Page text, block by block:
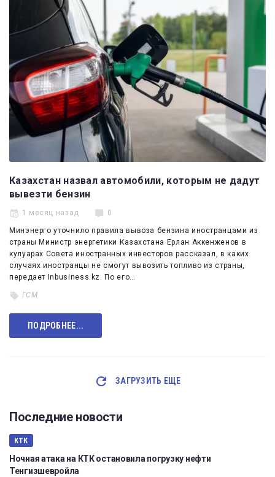
Казахстан назвал автомобили, которым не дадут
вывезти бензин
1 месяц назад 0
Минэнерго уточнило правила вывоза бензина иностранцами из
страны Министр энергетики Казахстана Ерлан Аккенженов в
кулуарах Совета иностранных инвесторов рассказал, в каких
случаях иностранцы не смогут вывозить топливо из страны,
передает Inbusiness.kz. По его…
ГСМ
ПОДРОБНЕЕ...
ЗАГРУЗИТЬ ЕЩЕ
Последние новости
КТК
Ночная атака на КТК остановила погрузку нефти
Тенгизшевройла